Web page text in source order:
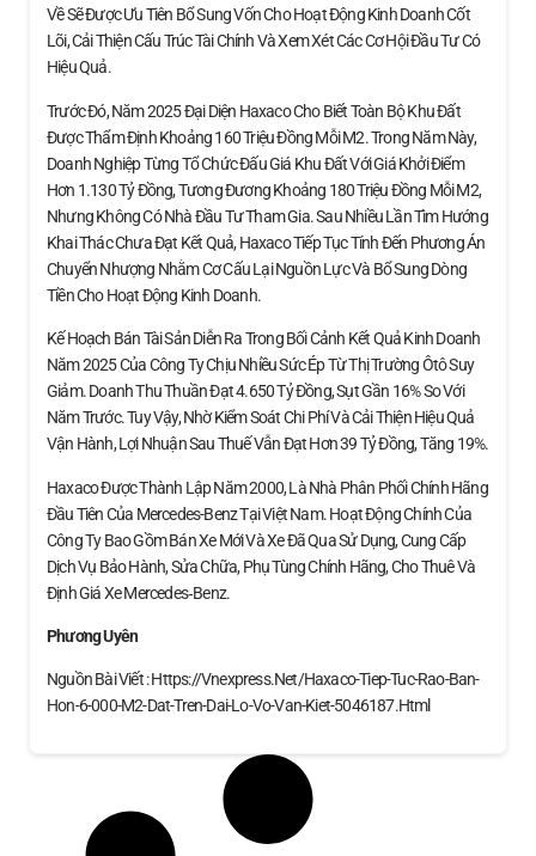
Về Sẽ Được Ưu Tiên Bổ Sung Vốn Cho Hoạt Động Kinh Doanh Cốt
Lõi, Cải Thiện Cấu Trúc Tài Chính Và Xem Xét Các Cơ Hội Đầu Tư Có
Hiệu Quả.
Trước Đó, Năm 2025 Đại Diện Haxaco Cho Biết Toàn Bộ Khu Đất
Được Thẩm Định Khoảng 160 Triệu Đồng Mỗi M2. Trong Năm Này,
Doanh Nghiệp Từng Tổ Chức Đấu Giá Khu Đất Với Giá Khởi Điểm
Hơn 1.130 Tỷ Đồng, Tương Đương Khoảng 180 Triệu Đồng Mỗi M2,
Nhưng Không Có Nhà Đầu Tư Tham Gia. Sau Nhiều Lần Tìm Hướng
Khai Thác Chưa Đạt Kết Quả, Haxaco Tiếp Tục Tính Đến Phương Án
Chuyển Nhượng Nhằm Cơ Cấu Lại Nguồn Lực Và Bổ Sung Dòng
Tiền Cho Hoạt Động Kinh Doanh.
Kế Hoạch Bán Tài Sản Diễn Ra Trong Bối Cảnh Kết Quả Kinh Doanh
Năm 2025 Của Công Ty Chịu Nhiều Sức Ép Từ Thị Trường Ôtô Suy
Giảm. Doanh Thu Thuần Đạt 4.650 Tỷ Đồng, Sụt Gần 16% So Với
Năm Trước. Tuy Vậy, Nhờ Kiểm Soát Chi Phí Và Cải Thiện Hiệu Quả
Vận Hành, Lợi Nhuận Sau Thuế Vẫn Đạt Hơn 39 Tỷ Đồng, Tăng 19%.
Haxaco Được Thành Lập Năm 2000, Là Nhà Phân Phối Chính Hãng
Đầu Tiên Của Mercedes-Benz Tại Việt Nam. Hoạt Động Chính Của
Công Ty Bao Gồm Bán Xe Mới Và Xe Đã Qua Sử Dụng, Cung Cấp
Dịch Vụ Bảo Hành, Sửa Chữa, Phụ Tùng Chính Hãng, Cho Thuê Và
Định Giá Xe Mercedes‑Benz.
Phương Uyên
Nguồn Bài Viết : Https://vnexpress.net/haxaco-Tiep-Tuc-Rao-Ban-
Hon-6-000-M2-Dat-Tren-Dai-Lo-Vo-Van-Kiet-5046187.html